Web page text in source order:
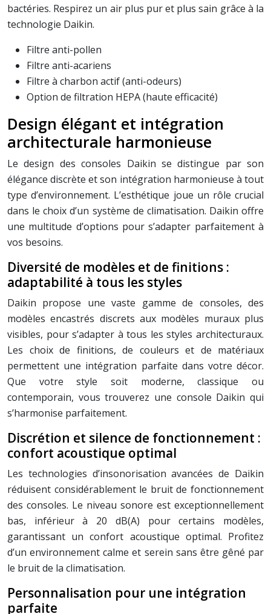
bactéries. Respirez un air plus pur et plus sain grâce à la
technologie Daikin.
Filtre anti-pollen
Filtre anti-acariens
Filtre à charbon actif (anti-odeurs)
Option de filtration HEPA (haute efficacité)
Design élégant et intégration
architecturale harmonieuse
Le design des consoles Daikin se distingue par son
élégance discrète et son intégration harmonieuse à tout
type d’environnement. L’esthétique joue un rôle crucial
dans le choix d’un système de climatisation. Daikin offre
une multitude d’options pour s’adapter parfaitement à
vos besoins.
Diversité de modèles et de finitions :
adaptabilité à tous les styles
Daikin propose une vaste gamme de consoles, des
modèles encastrés discrets aux modèles muraux plus
visibles, pour s’adapter à tous les styles architecturaux.
Les choix de finitions, de couleurs et de matériaux
permettent une intégration parfaite dans votre décor.
Que votre style soit moderne, classique ou
contemporain, vous trouverez une console Daikin qui
s’harmonise parfaitement.
Discrétion et silence de fonctionnement :
confort acoustique optimal
Les technologies d’insonorisation avancées de Daikin
réduisent considérablement le bruit de fonctionnement
des consoles. Le niveau sonore est exceptionnellement
bas, inférieur à 20 dB(A) pour certains modèles,
garantissant un confort acoustique optimal. Profitez
d’un environnement calme et serein sans être gêné par
le bruit de la climatisation.
Personnalisation pour une intégration
parfaite